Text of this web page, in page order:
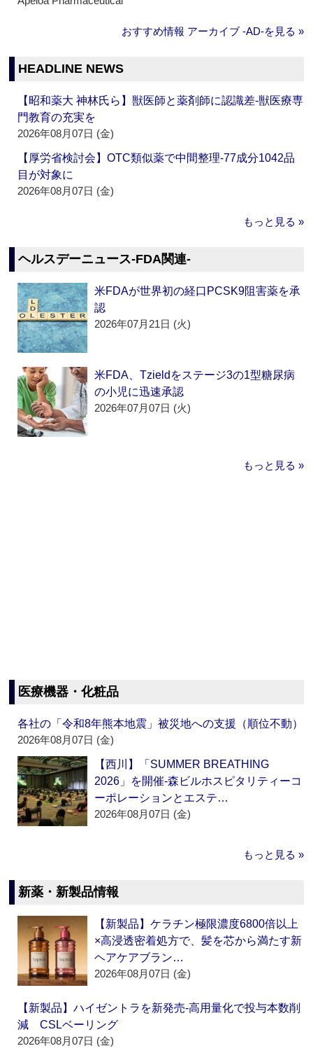
おすすめ情報 アーカイブ ‐AD‐を見る »
HEADLINE NEWS
【昭和薬大 神林氏ら】獣医師と薬剤師に認識差‐獣医療専
門教育の充実を
2026年08月07日 (金)
【厚労省検討会】OTC類似薬で中間整理‐77成分1042品
目が対象に
2026年08月07日 (金)
もっと見る »
ヘルスデーニュース‐FDA関連‐
米FDAが世界初の経口PCSK9阻害薬を承
認
2026年07月21日 (火)
米FDA、Tzieldをステージ3の1型糖尿病
の小児に迅速承認
2026年07月07日 (火)
もっと見る »
医療機器・化粧品
各社の「令和8年熊本地震」被災地への支援（順位不動）
2026年08月07日 (金)
【西川】「SUMMER BREATHING
2026」を開催‐森ビルホスピタリティーコ
ーポレーションとエステ…
2026年08月07日 (金)
もっと見る »
新薬・新製品情報
【新製品】ケラチン極限濃度6800倍以上
×高浸透密着処方で、髪を芯から満たす新
ヘアケアブラン…
2026年08月07日 (金)
【新製品】ハイゼントラを新発売‐高用量化で投与本数削
減 CSLベーリング
2026年08月07日 (金)